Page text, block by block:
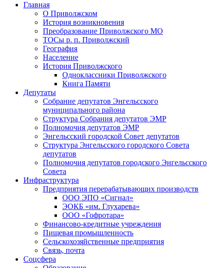
Главная
О Приволжском
История возникновения
Преобразование Приволжского МО
ТОСы р. п. Приволжский
География
Население
История Приволжского
Одноклассники Приволжского
Книга Памяти
Депутаты
Собрание депутатов Энгельсского
муниципального района
Структура Собрания депутатов ЭМР
Полномочия депутатов ЭМР
Энгельсский городской Совет депутатов
Структура Энгельсского городского Совета
депутатов
Полномочия депутатов городского Энгельсского
Совета
Инфраструктура
Предприятия перерабатывающих производств
ООО ЭПО «Сигнал»
ЭОКБ «им. Глухарева»
ООО «Гофротара»
Финансово-кредитные учреждения
Пищевая промышленность
Сельскохозяйственные предприятия
Связь, почта
Соцсфера